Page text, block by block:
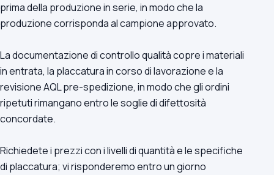
prima della produzione in serie, in modo che la
produzione corrisponda al campione approvato.
La documentazione di controllo qualità copre i materiali
in entrata, la placcatura in corso di lavorazione e la
revisione AQL pre-spedizione, in modo che gli ordini
ripetuti rimangano entro le soglie di difettosità
concordate.
Richiedete i prezzi con i livelli di quantità e le specifiche
di placcatura; vi risponderemo entro un giorno